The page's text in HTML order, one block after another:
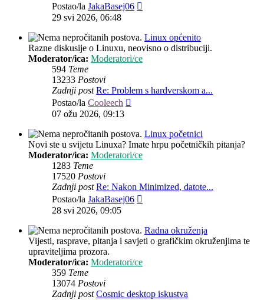
Postao/la JakaBasej06
29 svi 2026, 06:48
Linux općenito
Razne diskusije o Linuxu, neovisno o distribuciji.
Moderator/ica: Moderatori/ce
594 Teme
13233 Postovi
Zadnji post Re: Problem s hardverskom a...
Postao/la Cooleech
07 ožu 2026, 09:13
Linux početnici
Novi ste u svijetu Linuxa? Imate hrpu početničkih pitanja?
Moderator/ica: Moderatori/ce
1283 Teme
17520 Postovi
Zadnji post Re: Nakon Minimized, datote...
Postao/la JakaBasej06
28 svi 2026, 09:05
Radna okruženja
Vijesti, rasprave, pitanja i savjeti o grafičkim okruženjima te
upraviteljima prozora.
Moderator/ica: Moderatori/ce
359 Teme
13074 Postovi
Zadnji post Cosmic desktop iskustva